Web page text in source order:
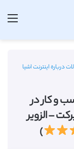
درباره اینترنت اشیا
و کار در
– الزویر
)